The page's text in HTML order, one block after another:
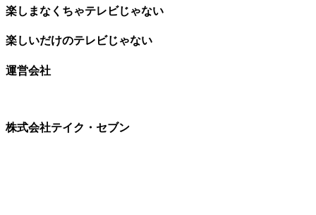
楽しまなくちゃテレビじゃない
楽しいだけのテレビじゃない
運営会社
株式会社テイク・セブン